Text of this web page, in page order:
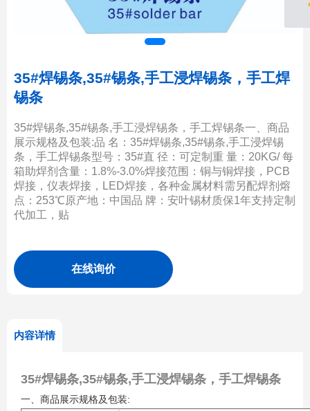
35#焊锡条,35#锡条,手工浸焊锡条，手工焊
锡条
35#焊锡条,35#锡条,手工浸焊锡条，手工焊锡条一、商品
展示规格及包装:品 名：35#焊锡条,35#锡条,手工浸焊锡
条，手工焊锡条型号：35#直 径：可定制重 量：20KG/ 每
箱助焊剂含量：1.8%-3.0%焊接范围：铜与铜焊接，PCB
焊接，仪表焊接，LED焊接，各种金属材料需另配焊剂熔
点：253℃原产地：中国品 牌：安叶锡材质保1年支持定制
代加工，贴
在线询价
内容详情
35#焊锡条,35#锡条,手工浸焊锡条，手工焊锡条
一 、商品展示规格及包装: